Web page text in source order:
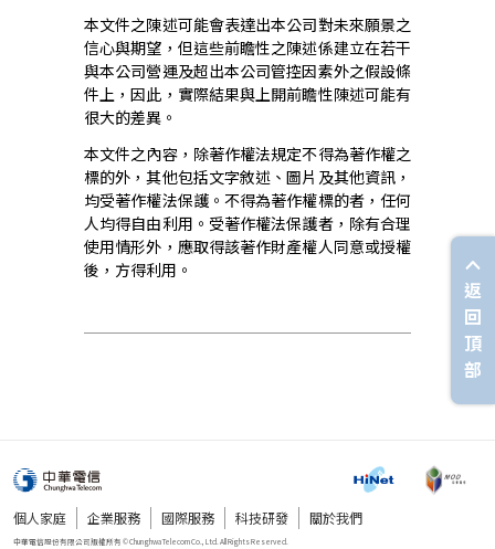
本文件之陳述可能會表達出本公司對未來願景之
信心與期望，但這些前瞻性之陳述係建立在若干
與本公司營運及超出本公司管控因素外之假設條
件上，因此，實際結果與上開前瞻性陳述可能有
很大的差異。
本文件之內容，除著作權法規定不得為著作權之
標的外，其他包括文字敘述、圖片及其他資訊，
均受著作權法保護。不得為著作權標的者，任何
人均得自由利用。受著作權法保護者，除有合理
使用情形外，應取得該著作財產權人同意或授權
後，方得利用。
個人家庭 企業服務 國際服務 科技研發 關於我們
返
回
頂
部